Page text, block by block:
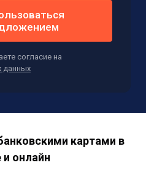
согласие на
данных
картами в
онлайн